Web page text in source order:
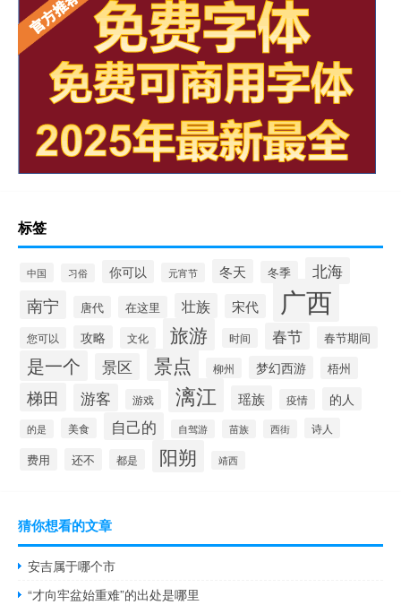
标签
中国 习俗 你可以 元宵节 冬天 冬季 北海
南宁 唐代 在这里 壮族 宋代 广西
您可以 攻略 文化 旅游 时间 春节 春节期间
是一个 景区 景点 柳州 梦幻西游 梧州
梯田 游客 游戏 漓江 瑶族 疫情 的人
的是 美食 自己的 自驾游 苗族 西街 诗人
费用 还不 都是 阳朔 靖西
猜你想看的文章
安吉属于哪个市
“才向牢盆始重难”的出处是哪里